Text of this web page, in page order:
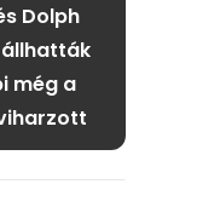
Dolph
állhatták
még a